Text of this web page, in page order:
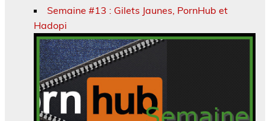
Semaine #13 : Gilets Jaunes, PornHub et
Hadopi